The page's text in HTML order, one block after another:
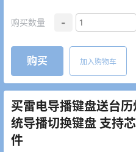
购买数量 -
购买 加入购物车
买雷电导播键盘送台
统导播切换键盘 支持
件